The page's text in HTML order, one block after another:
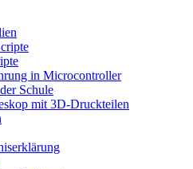
in Microcontroller
Schule
mit 3D-Druckteilen